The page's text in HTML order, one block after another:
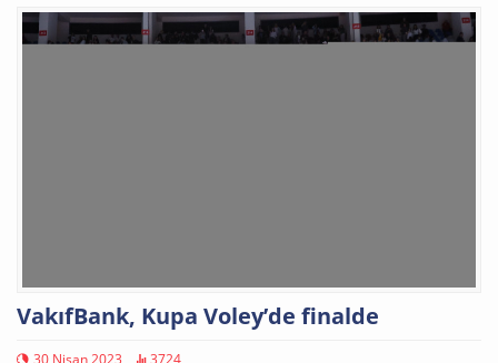
VakıfBank, Kupa Voley’de finalde
30 Nisan 2023 3724